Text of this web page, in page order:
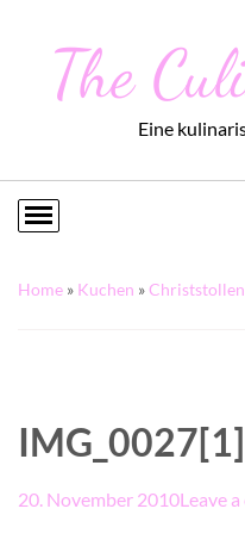
The
Eine
Home » Kuchen »Christstollen
IMG_0027[1]
20. November 2010Leave